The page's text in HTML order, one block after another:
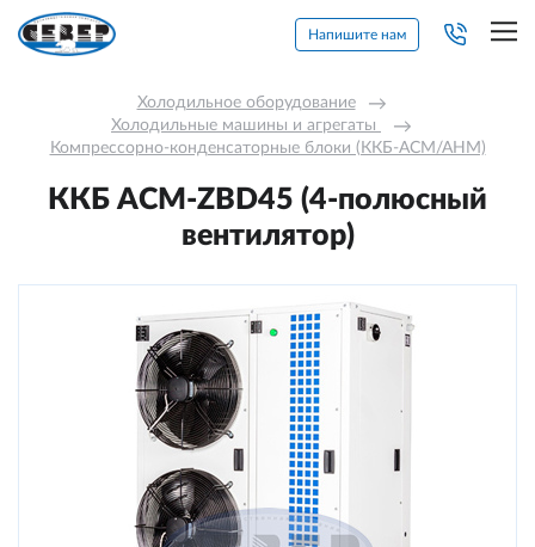
Напишите нам
Холодильное оборудование →
Холодильные машины и агрегаты →
Компрессорно-конденсаторные блоки (ККБ-АСМ/АНМ)
ККБ ACM-ZBD45 (4-полюсный
вентилятор)